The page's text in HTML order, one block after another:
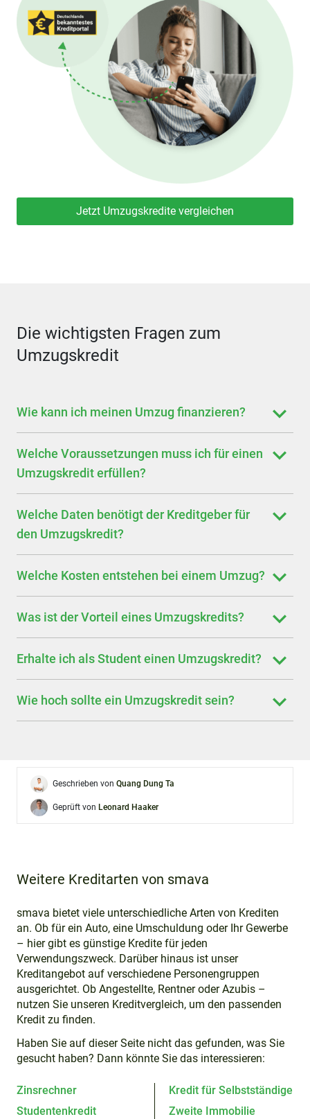
Jetzt Umzugskredite vergleichen
Die wichtigsten Fragen zum
Umzugskredit
Wie kann ich meinen Umzug finanzieren?
Welche Voraussetzungen muss ich für einen
Umzugskredit erfüllen?
Welche Daten benötigt der Kreditgeber für
den Umzugskredit?
Welche Kosten entstehen bei einem Umzug?
Was ist der Vorteil eines Umzugskredits?
Erhalte ich als Student einen Umzugskredit?
Wie hoch sollte ein Umzugskredit sein?
Geschrieben von Quang Dung Ta
Geprüft von Leonard Haaker
Weitere Kreditarten von smava
smava bietet viele unterschiedliche Arten von Krediten
an. Ob für ein Auto, eine Umschuldung oder Ihr Gewerbe
– hier gibt es günstige Kredite für jeden
Verwendungszweck. Darüber hinaus ist unser
Kreditangebot auf verschiedene Personengruppen
ausgerichtet. Ob Angestellte, Rentner oder Azubis –
nutzen Sie unseren Kreditvergleich, um den passenden
Kredit zu finden.
Haben Sie auf dieser Seite nicht das gefunden, was Sie
gesucht haben? Dann könnte Sie das interessieren:
Zinsrechner
Kredit für Selbstständige
Studentenkredit
Zweite Immobilie